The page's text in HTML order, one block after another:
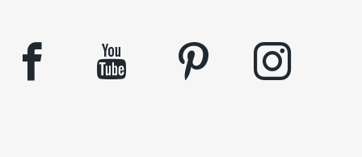
facebook youtube pinterest instagram